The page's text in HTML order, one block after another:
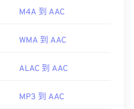
M4A 到 AAC
WMA 到 AAC
ALAC 到 AAC
MP3 到 AAC